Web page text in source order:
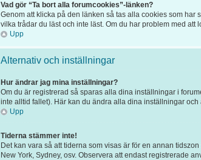
Vad gör “Ta bort alla forumcookies”-länken?
Genom att klicka på den länken så tas alla cookies som
vilka trådar du läst och inte läst. Om du har problem med
Upp
Alternativ och inställningar
Hur ändrar jag mina inställningar?
Om du är registrerad så sparas alla dina inställningar i
inte alltid fallet). Här kan du ändra alla dina inställningar och
Upp
Tiderna stämmer inte!
Det kan vara så att tiderna som visas är för en annan
New York, Sydney, osv. Observera att endast registrerade